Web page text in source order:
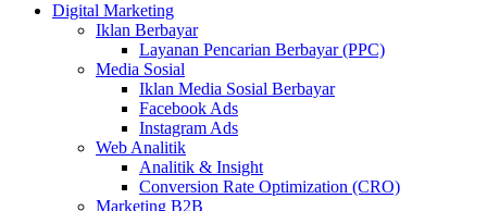
Digital Marketing
Iklan Berbayar
Layanan Pencarian Berbayar (PPC)
Media Sosial
Iklan Media Sosial Berbayar
Facebook Ads
Instagram Ads
Web Analitik
Analitik & Insight
Conversion Rate Optimization (CRO)
Marketing B2B